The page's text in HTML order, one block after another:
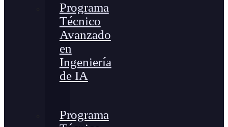
Programa
Técnico
Avanzado
en
Ingeniería
de IA
Programa